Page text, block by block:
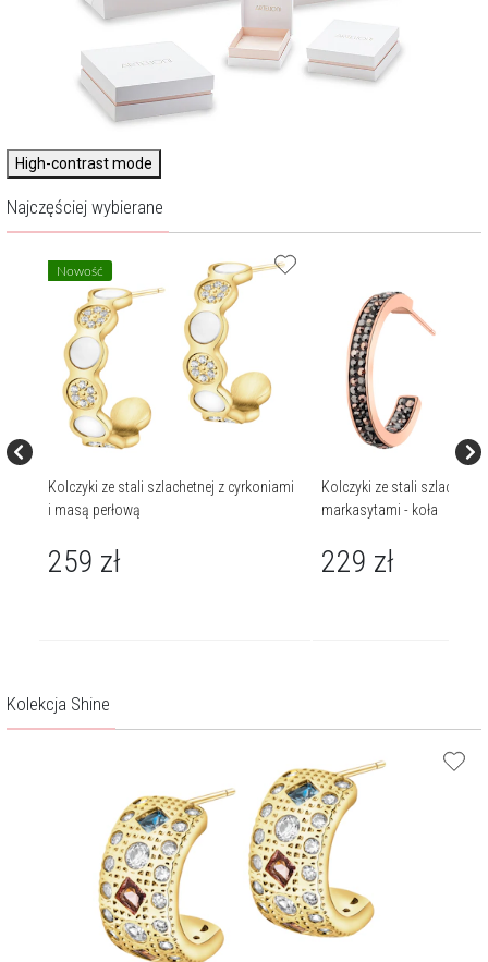
High-contrast mode
Najczęściej wybierane
Nowość
Kolczyki ze stali szlachetnej z cyrkoniami
i masą perłową
259 zł
Kolczyki ze stali
markasytami - koła
229 zł
Kolekcja Shine